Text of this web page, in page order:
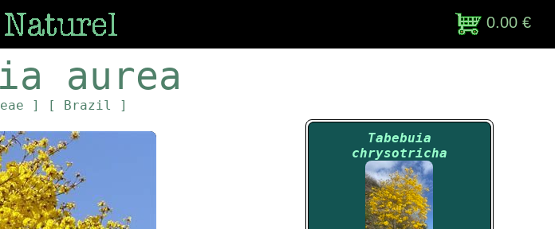
0.00 €
aurea
] [ Brazil ]
Tabebuia
chrysotricha